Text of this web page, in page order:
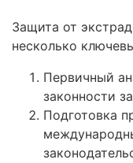
Защита от
несколько
Первичный
законности
Подготовка